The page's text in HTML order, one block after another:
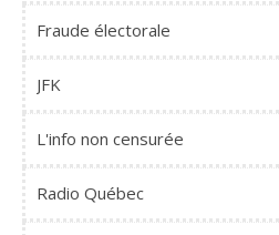
Fraude électorale
JFK
L'info non censurée
Radio Québec